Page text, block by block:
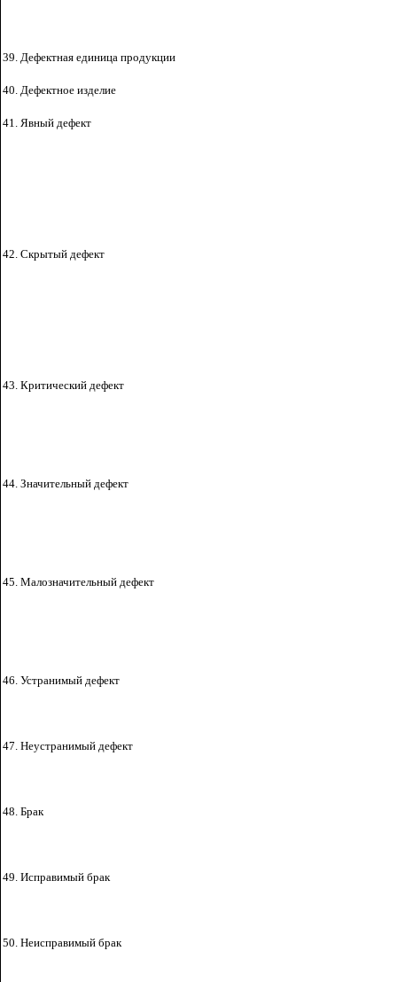
39. Дефектная единица продукции
40. Дефектное изделие
41. Явный дефект
42. Скрытый дефект
43. Критический дефект
44. Значительный дефект
45. Малозначительный дефект
46. Устранимый дефект
47. Неустранимый дефект
48. Брак
49. Исправимый брак
50. Неисправимый брак